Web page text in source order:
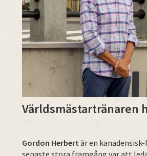
Världsmästartränaren
Gordon Herbert är en
senaste stora framgång var att